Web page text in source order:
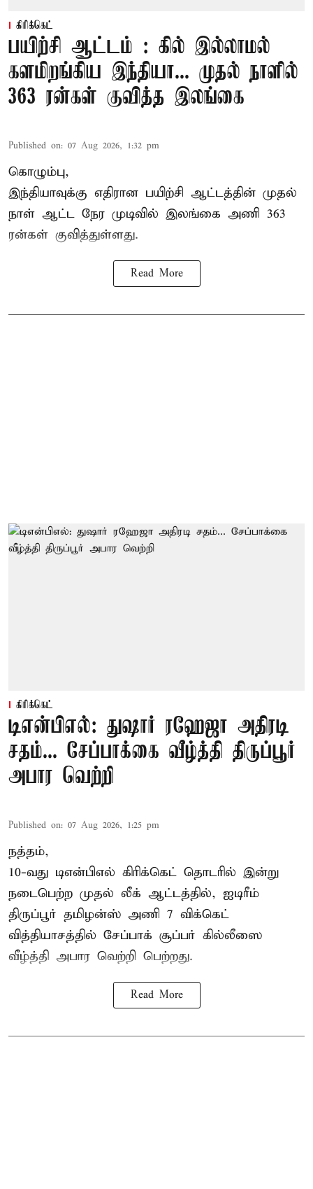
கிரிக்கெட்
பயிற்சி ஆட்டம் : கில் இல்லாமல்
களமிறங்கிய இந்தியா... முதல் நாளில்
363 ரன்கள் குவித்த இலங்கை
Published on: 07 Aug 2026, 1:32 pm
கொழும்பு,
இந்தியாவுக்கு எதிரான பயிற்சி ஆட்டத்தின் முதல்
நாள் ஆட்ட நேர முடிவில் இலங்கை அணி 363
ரன்கள் குவித்துள்ளது.
Read More
கிரிக்கெட்
டிஎன்பிஎல்: துஷார் ரஹேஜா அதிரடி
சதம்... சேப்பாக்கை வீழ்த்தி திருப்பூர்
அபார வெற்றி
Published on: 07 Aug 2026, 1:25 pm
நத்தம்,
10-வது டிஎன்பிஎல் கிரிக்கெட் தொடரில் இன்று
நடைபெற்ற முதல் லீக் ஆட்டத்தில், ஐடிரீம்
திருப்பூர் தமிழன்ஸ் அணி 7 விக்கெட்
வித்தியாசத்தில் சேப்பாக் சூப்பர் கில்லீஸை
வீழ்த்தி அபார வெற்றி பெற்றது.
Read More